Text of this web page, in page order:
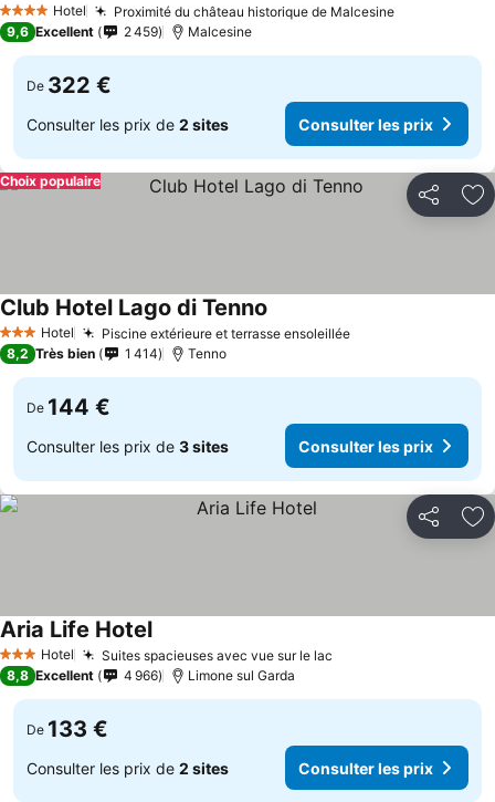
4 Étoiles Hotel Proximité du château historique de Malcesine
9,6 Excellent 2 459 Malcesine
De 322 €
Consulter les prix de 2 sites Consulter les prix
Partager
Choix populaire
3 ÉtoilesHotel Piscine extérieure et terrasse ensoleillée
Club Hotel Lago di Tenno
8,2 Très bien 1 414 Tenno
De 144 €
Consulter les prix de 3 sites Consulter les prix
Partager
3 ÉtoilesHotel Suites spacieuses avec vue sur le lac
Aria Life Hotel
8,8 Excellent 4 966 Limone sul Garda
De 133 €
Consulter les prix de 2 sites Consulter les prix